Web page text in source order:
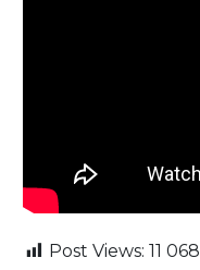
Post Views: 11 068